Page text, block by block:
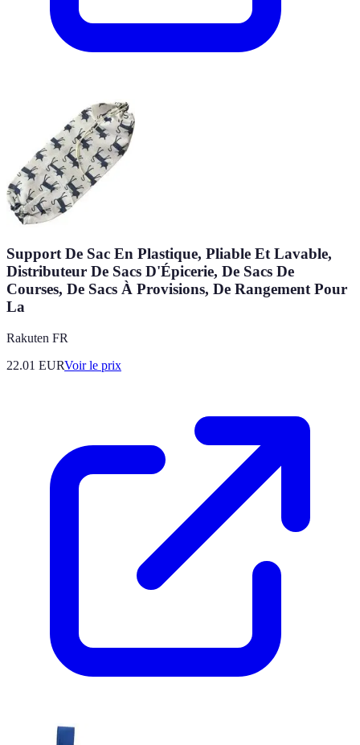
Support De Sac En Plastique, Pliable Et Lavable,
Distributeur De Sacs D'Épicerie, De Sacs De
Courses, De Sacs À Provisions, De Rangement Pour
La
Rakuten FR
22.01 EURVoir le prix